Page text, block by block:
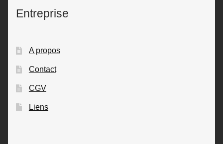
Entreprise
A propos
Contact
CGV
Liens